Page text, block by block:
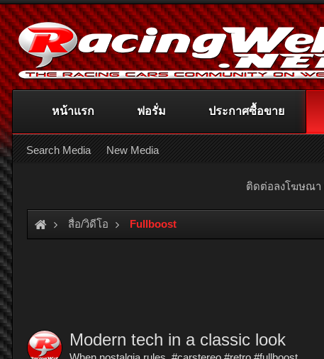
ติดต่อลงโฆษณา
สื่อ/วิดีโอ Fullboost
Modern tech in a classic look
หน้าแรก ฟอรั่ม ประกาศซื้อขาย
Search Media New Media